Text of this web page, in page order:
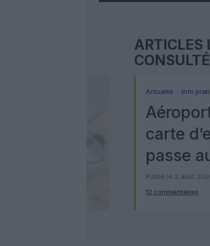
ARTICLES
Actualité Info
carte
passe
Check
Publié le 2 août
12 commentaires